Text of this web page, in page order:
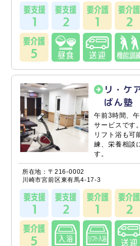
リ・ケ
ばん塾
午前3時間、
サービスです
リフト浴も可
練、栄養相談
す。
所在地：〒216-0002
川崎市宮前区東有馬4-17-3